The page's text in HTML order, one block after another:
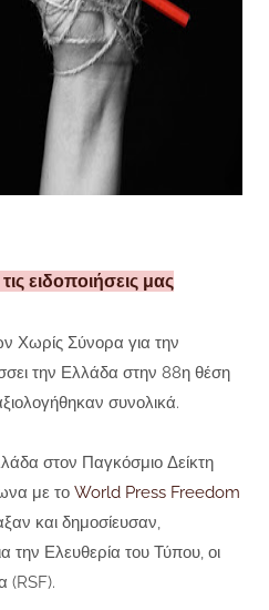
ειδοποιήσεις μας
Χωρίς Σύνορα για την
την Ελλάδα στην 88η θέση
συνολικά.
στον Παγκόσμιο Δείκτη
με το World Press Freedom
και δημοσίευσαν,
την Ελευθερία του Τύπου, οι
(RSF).